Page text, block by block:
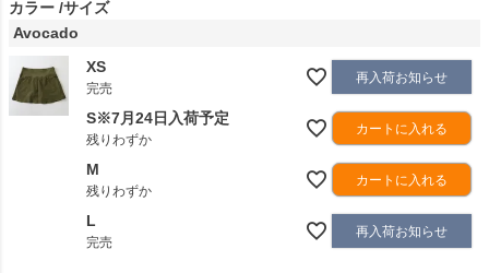
カラー サイズ
Avocado
XS
完売
再入荷お知らせ
S※7月24日入荷予定
残りわずか
カートに入れる
M
残りわずか
カートに入れる
L
完売
再入荷お知らせ